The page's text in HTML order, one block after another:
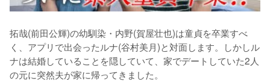
拓哉(前田公輝)の幼馴染・内野(賀屋壮也)は童貞を卒業すべ
く、アプリで出会ったルナ(谷村美月)と対面します。しかしル
ナは結婚していることを隠していて、家でデートしていた2人
の元に突然夫が家に帰ってきました。